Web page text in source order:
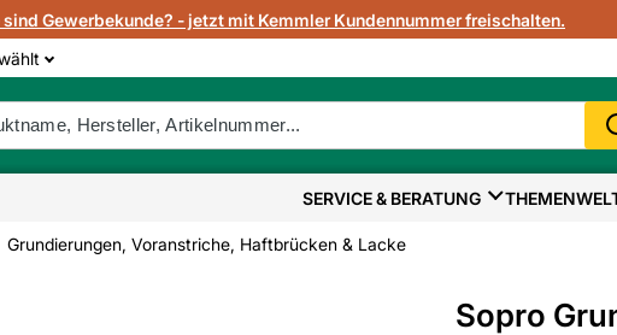
sind Gewerbekunde? - jetzt mit Kemmler Kundennummer freischalten.
SERVICE & BERATUNG
Grundierungen, Voranstriche, Haftbrücken & Lacke
Sopro